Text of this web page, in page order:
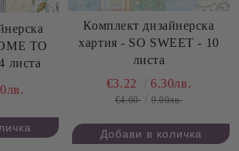
TO
листа
Комплект дизайнерска
хартия - SO SWEET - 10
листа
€3.22 6.30лв.
€4.60 9.00лв.